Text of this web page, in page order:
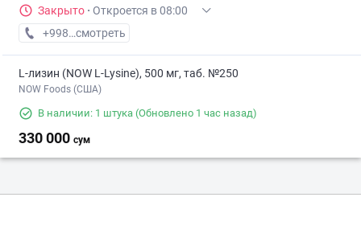
Закрыто · Откроется в 08:00
+998 (99) XXX-XX-XX
смотреть
L-лизин (NOW L-Lysine), 500 мг, таб. №250
NOW Foods (США)
В наличии: 1 штука (Обновлено 1 час назад)
330 000 сум